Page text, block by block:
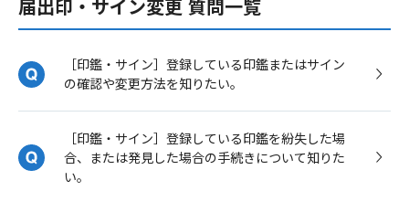
届出印・サイン変更 質問一覧
［印鑑・サイン］登録している印鑑またはサイン
の確認や変更方法を知りたい。
［印鑑・サイン］登録している印鑑を紛失した場
合、または発見した場合の手続きについて知りた
い。